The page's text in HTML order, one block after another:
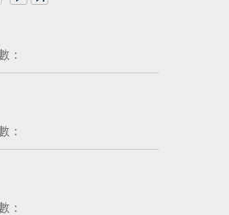
：
：
：